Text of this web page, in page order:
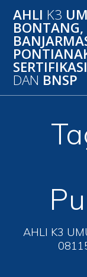
AHLI K3
BONTANG,
SERTIFIKASI
DAN BNSP
AHLI K3